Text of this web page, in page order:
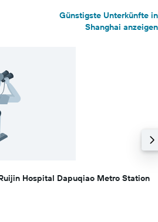
Günstigste Unterkünfte in
Shanghai anzeigen
Hospital Dapuqiao Metro Station